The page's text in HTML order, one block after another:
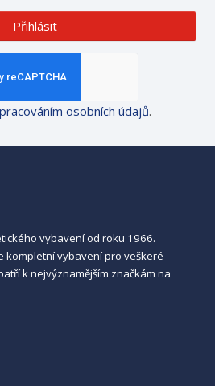
Přihlásit
osobních údajů.
vybavení od roku 1966.
kompletní vybavení pro veškeré
k nejvýznamějším značkám na